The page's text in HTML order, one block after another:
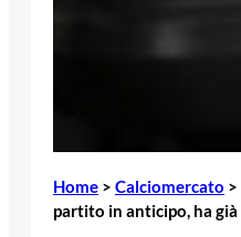
Home > Calciomercato >
partito in anticipo, ha